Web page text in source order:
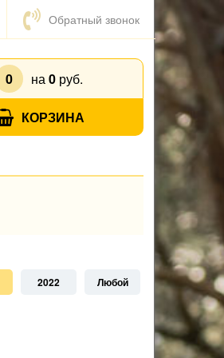
Обратный звонок
0 на 0руб.
КОРЗИНА
2022 Любой